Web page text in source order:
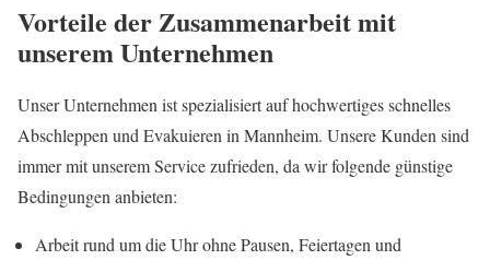
Vorteile der Zusammenarbeit mit
unserem Unternehmen
Unser Unternehmen ist spezialisiert auf hochwertiges schnelles
Abschleppen und Evakuieren in Mannheim. Unsere Kunden sind
immer mit unserem Service zufrieden, da wir folgende günstige
Bedingungen anbieten:
Arbeit rund um die Uhr ohne Pausen, Feiertagen und